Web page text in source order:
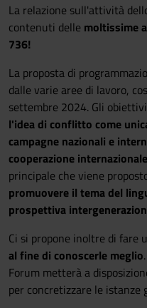
La relazione sull'attività
contenuti delle moltissime
736!
La proposta di
dalle varie aree di lavoro,
settembre 2024. Gli
l'idea di conflitto come
campagne nazionali e
cooperazione internazionale
principale che viene
promuovere il tema del
prospettiva
Ci si propone inoltre di fare
al fine di conoscerle meglio
Forum metterà a
per concretizzare le istanze